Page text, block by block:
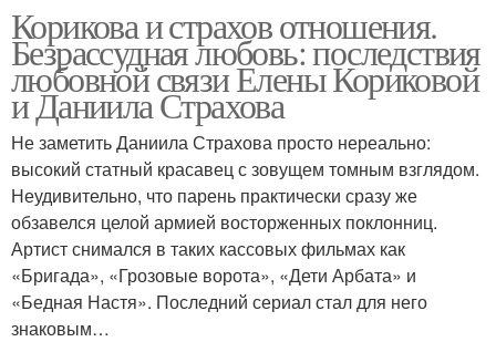
Корикова и страхов отношения.
Безрассудная любовь: последствия
любовной связи Елены Кориковой
и Даниила Страхова
Не заметить Даниила Страхова просто нереально:
высокий статный красавец с зовущем томным взглядом.
Неудивительно, что парень практически сразу же
обзавелся целой армией восторженных поклонниц.
Артист снимался в таких кассовых фильмах как
«Бригада», «Грозовые ворота», «Дети Арбата» и
«Бедная Настя». Последний сериал стал для него
знаковым…